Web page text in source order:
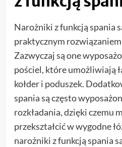
Narożniki z funkcją spania
praktycznym
Zazwyczaj są one
pościel, które umożliwiają
kołder i poduszek.
spania są często
rozkładania, dzięki czemu
przekształcić w wygodne
narożniki z funkcją spania